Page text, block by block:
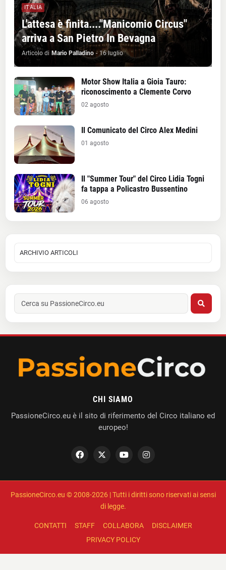
ITALIA
L'attesa è finita...."Manicomio Circus"
arriva a San Pietro In Bevagna
Articolo di Mario Palladino - 16 luglio
Motor Show Italia a Gioia Tauro:
riconoscimento a Clemente Corvo
02 agosto
Il Comunicato del Circo Alex Medini
01 agosto
Il "Summer Tour" del Circo Lidia Togni
fa tappa a Policastro Bussentino
06 agosto
CHI SIAMO
PassioneCirco.eu è il sito di riferimento del Circo italiano ed
europeo!
PassioneCirco.eu © 2008-2026 | Tutti i diritti sono riservati ai sensi
di legge.
CONTATTI STAFF COLLABORA
DISCLAIMER
PRIVACY POLICY